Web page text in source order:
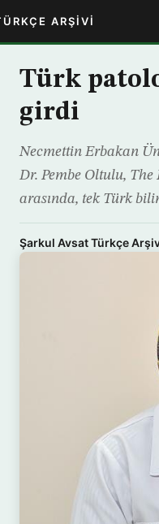
ARŞIVI
Türk
girdi
Necmettin Erbakan
Dr. Pembe Oltulu, The
arasında, tek Türk
Şarkul Avsat Türkçe